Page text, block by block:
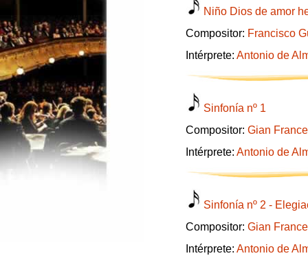
Niño Dios de amor
Compositor: Francisco
Intérprete: Antonio de
Sinfonía nº 1
Compositor: Gian
Intérprete: Antonio de
Sinfonía nº 2 -
Compositor: Gian
Intérprete: Antonio de